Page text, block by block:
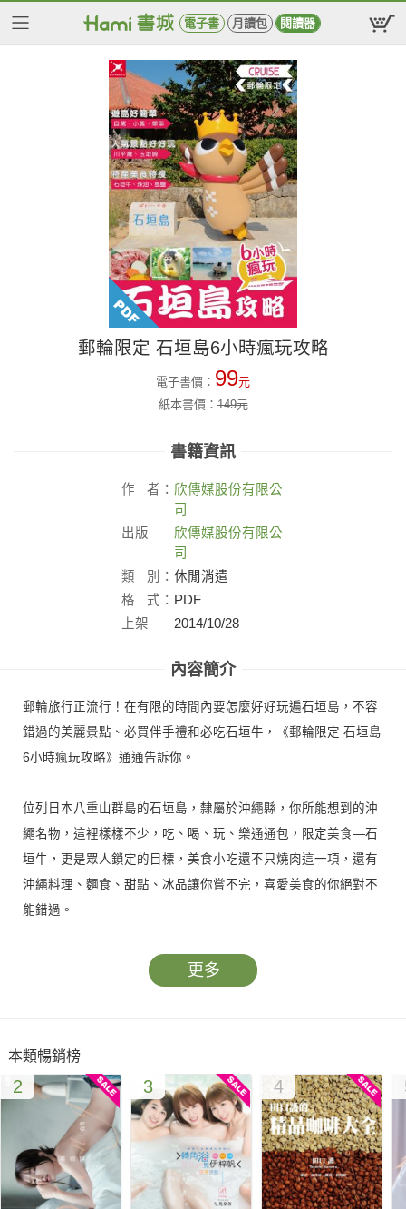
電子書 月讀包 閱讀器
郵輪限定 石垣島6小時瘋玩攻略
電子書價： 99元
紙本書價：149元
書籍資訊
作 者： 欣傳媒股份有限公
司
出版
欣傳媒股份有限公
司
類
別： 休閒消遣
格
式： PDF
上架
2014/10/28
內容簡介
郵輪旅行正流行！在有限的時間內要怎麼好好玩遍石垣島，不容
錯過的美麗景點、必買伴手禮和必吃石垣牛，《郵輪限定 石垣島
6小時瘋玩攻略》通通告訴你。
位列日本八重山群島的石垣島，隸屬於沖繩縣，你所能想到的沖
繩名物，這裡樣樣不少，吃、喝、玩、樂通通包，限定美食—石
垣牛，更是眾人鎖定的目標，美食小吃還不只燒肉這一項，還有
沖繩料理、麵食、甜點、冰品讓你嘗不完，喜愛美食的你絕對不
能錯過。
除了美食，島上還有優美的自然風光，以及古老的傳統技藝與文
化，購物血拼的環節也不會缺少，想要自駕租車、搭小黃，怎麼
石垣島與台灣僅僅相距270公里，乘坐郵輪前往，睡個好覺隔天
就能抵達，不用遠赴沖繩本島就能享受沖繩風情，而約莫6小時
的島上觀光，要怎麼樣安排，才能玩得盡興呢？快下載《郵輪限
定 石垣島6小時瘋玩攻略》，各種遊島路線、觀光重點報你知。
更多
本類暢銷榜
2 3 4